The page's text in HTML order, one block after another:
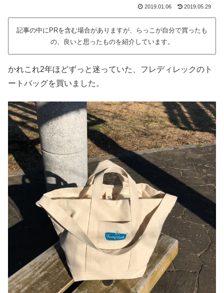
2019.01.06 2019.05.29
記事の中にPRを含む場合がありますが、らっこが自分で買ったも
の、良いと思ったものを紹介しています。
かれこれ2年ほどずっと迷っていた、フレディレックのト
ートバッグを買いました。